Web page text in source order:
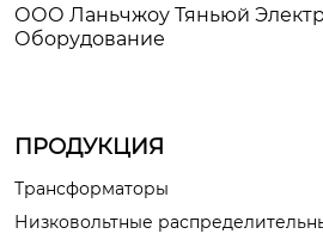
ООО Ланьчжоу Тяньюй
Оборудование
ПРОДУКЦИЯ
Трансформаторы
Низковольтные